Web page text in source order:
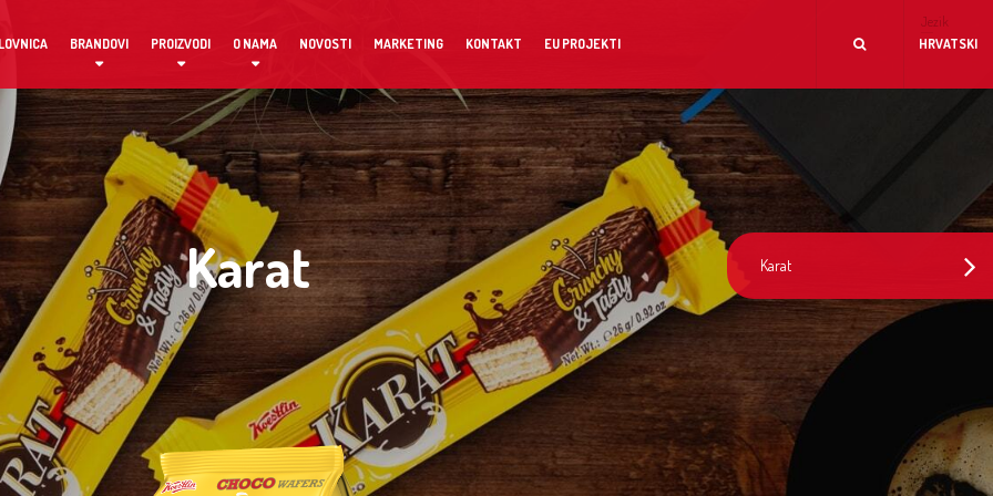
BRANDOVI PROIZVODI O NAMA NOVOSTI MARKETING KONTAKT EU PROJEKTI
Jezik
HRVATSKI
Karat